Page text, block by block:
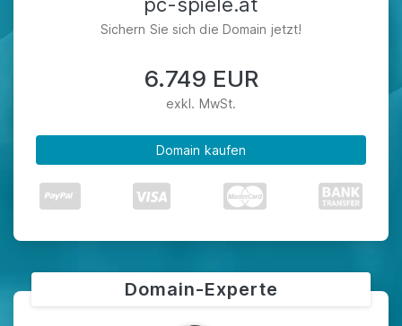
Sichern Sie sich die Domain jetzt!
6.749 EUR
exkl. MwSt.
Domain kaufen
Domain-Experte